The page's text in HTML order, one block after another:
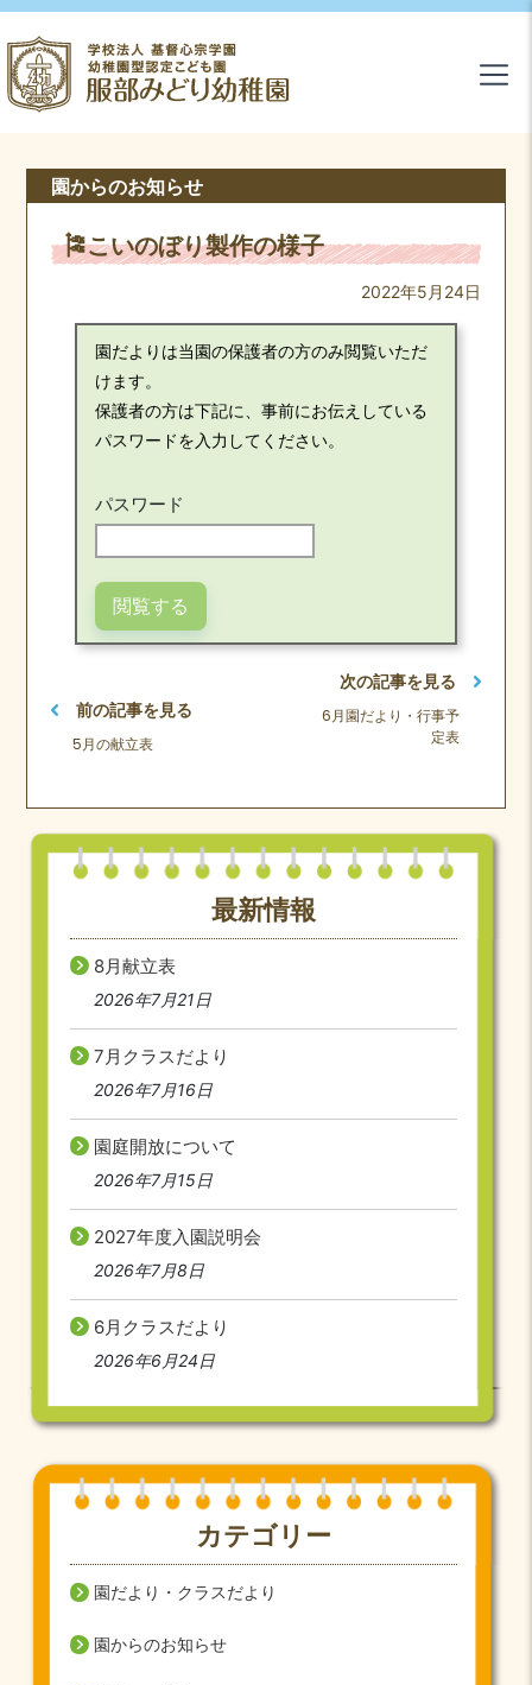
園からのお知らせ
🎏こいのぼり製作の様子
2022年5月24日
園だよりは当園の保護者の方のみ閲覧いただ
けます。
保護者の方は下記に、事前にお伝えしている
パスワードを入力してください。
パスワード
前の記事を見る
5月の献立表
次の記事を見る
6月園だより・行事予
定表
最新情報
8月献立表
2026年7月21日
7月クラスだより
2026年7月16日
園庭開放について
2026年7月15日
2027年度入園説明会
2026年7月8日
6月クラスだより
2026年6月24日
カテゴリー
園だより・クラスだより
園からのお知らせ